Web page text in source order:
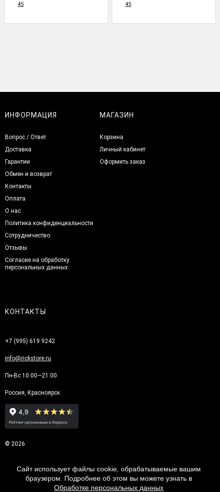
45
45
ИНФОРМАЦИЯ
Вопрос / Ответ
Доставка
Гарантии
Обмен и возврат
Контакты
Оплата
О нас
Политика конфиденциальности
Сотрудничество
Отзывы
Согласие на обработку
персональных данных
МАГАЗИН
Корзина
Личный кабинет
Оформить заказ
КОНТАКТЫ
+7 (995) 619 9242
info@rickstore.ru
Пн-Вс 10:00—21:00
Россия, Красноярск
© 2026
Сайт использует файлы cookie, обрабатываемые вашим
браузером. Подробнее об этом вы можете узнать в
Обработке персональных данных